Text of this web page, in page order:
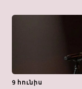
9 հունիս